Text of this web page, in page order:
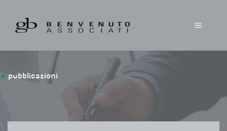
contenuto
MENU
pubblicazioni